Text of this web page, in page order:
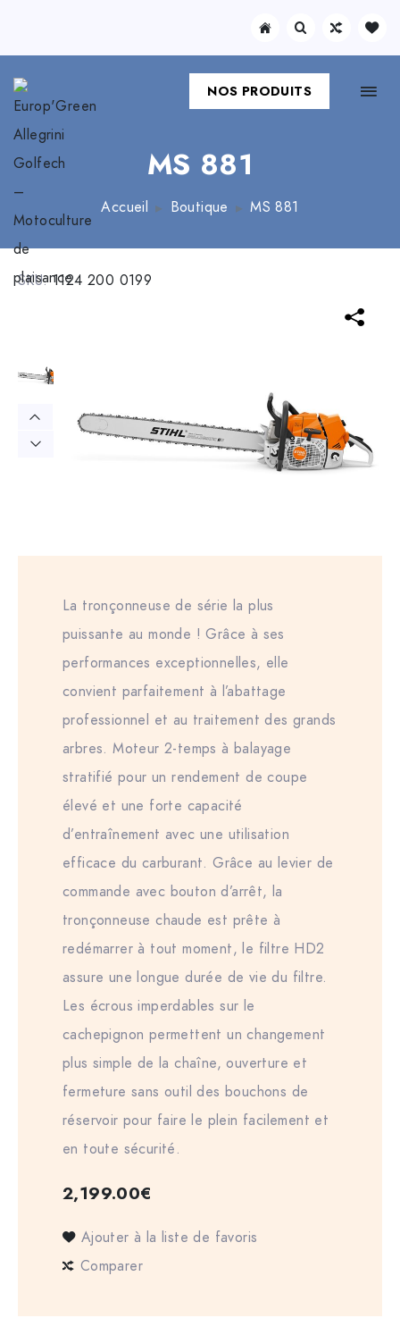
NOS PRODUITS
MS 881
Accueil Boutique MS 881
SKU:1124 200 0199
La tronçonneuse de série la plus
puissante au monde ! Grâce à ses
performances exceptionnelles, elle
convient parfaitement à l’abattage
professionnel et au traitement des grands
arbres. Moteur 2-temps à balayage
stratifié pour un rendement de coupe
élevé et une forte capacité
d’entraînement avec une utilisation
efficace du carburant. Grâce au levier de
commande avec bouton d’arrêt, la
tronçonneuse chaude est prête à
redémarrer à tout moment, le filtre HD2
assure une longue durée de vie du filtre.
Les écrous imperdables sur le
cachepignon permettent un changement
plus simple de la chaîne, ouverture et
fermeture sans outil des bouchons de
réservoir pour faire le plein facilement et
en toute sécurité.
2,199.00€
Ajouter à la liste de favoris
Comparer